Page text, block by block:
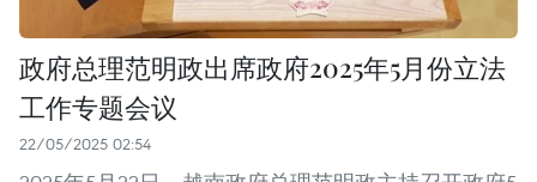
政府总理范明政出席政府2025年5月份立法
工作专题会议
22/05/2025 02:54